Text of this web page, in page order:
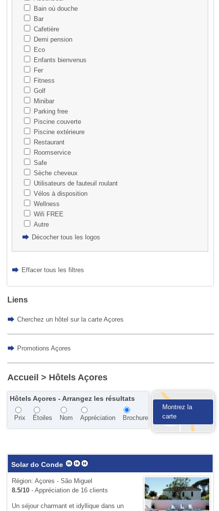
Bain où douche
Bar
Cafetière
Demi pension
Eco
Enfants bienvenus
Fer
Fitness
Golf
Minibar
Parking free
Piscine couverte
Piscine extérieure
Restaurant
Roomservice
Safe
Sèche cheveux
Utilisateurs de fauteuil roulant
Vélos à disposition
Wellness
Wifi FREE
Autre
Décocher tous les logos
Effacer tous les filtres
Liens
Cherchez un hôtel sur la carte Açores
Promotions Açores
Accueil > Hôtels Açores
Hôtels Açores - Arrangez les résultats
Prix Étoiles Nom Appréciation Brochure
Montrez la
carte
Solar do Conde
Région: Açores - São Miguel
8.5/10- Appréciation de 16 clients
Un séjour charmant et idyllique dans un